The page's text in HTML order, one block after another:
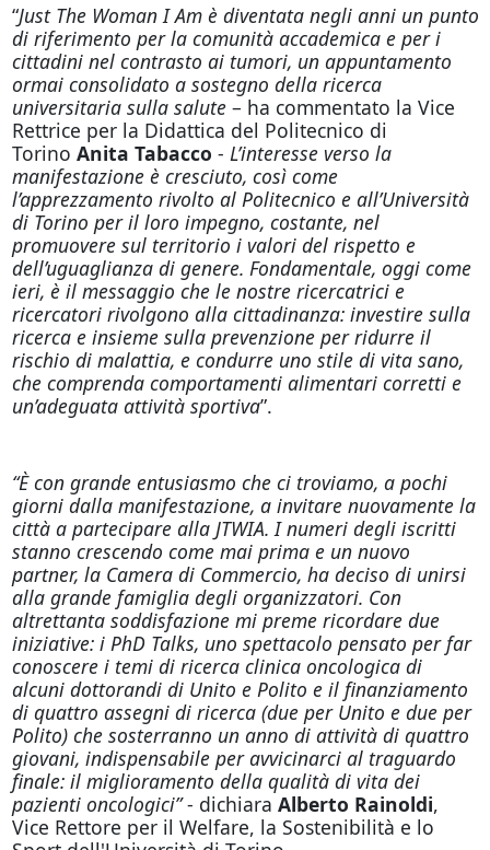
“Just The Woman I Am è diventata negli anni un punto
di riferimento per la comunità accademica e per i
cittadini nel contrasto ai tumori, un appuntamento
ormai consolidato a sostegno della ricerca
universitaria sulla salute– ha commentato la Vice
Rettrice per la Didattica del Politecnico di
Torino Anita Tabacco - L’interesse verso la
manifestazione è cresciuto, così come
l’apprezzamento rivolto al Politecnico e all’Università
di Torino per il loro impegno, costante, nel
promuovere sul territorio i valori del rispetto e
dell’uguaglianza di genere. Fondamentale, oggi come
ieri, è il messaggio che le nostre ricercatrici e
ricercatori rivolgono alla cittadinanza: investire sulla
ricerca e insieme sulla prevenzione per ridurre il
rischio di malattia, e condurre uno stile di vita sano,
che comprenda comportamenti alimentari corretti e
un’adeguata attività sportiva”.
“È con grande entusiasmo che ci troviamo, a pochi
giorni dalla manifestazione, a invitare nuovamente la
città a partecipare alla JTWIA. I numeri degli iscritti
stanno crescendo come mai prima e un nuovo
partner, la Camera di Commercio, ha deciso di unirsi
alla grande famiglia degli organizzatori. Con
altrettanta soddisfazione mi preme ricordare due
iniziative: i PhD Talks, uno spettacolo pensato per far
conoscere i temi di ricerca clinica oncologica di
alcuni dottorandi di Unito e Polito e il finanziamento
di quattro assegni di ricerca (due per Unito e due per
Polito) che sosterranno un anno di attività di quattro
giovani, indispensabile per avvicinarci al traguardo
finale: il miglioramento della qualità di vita dei
pazienti oncologici”- dichiara Alberto Rainoldi,
Vice Rettore per il Welfare, la Sostenibilità e lo